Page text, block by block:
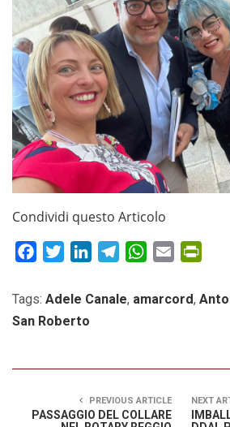
Condividi questo Articolo
FacebookTwitterLinkedInTelegramWhatsApp
Email
Tags: Adele Canale, amarcord,
San Roberto
PREVIOUS ARTICLE
PASSAGGIO DEL COLLARE
NEXT